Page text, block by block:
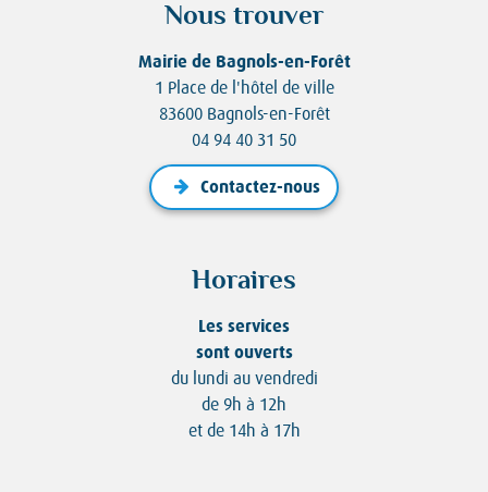
Nous trouver
Mairie de Bagnols-en-Forêt
1 Place de l'hôtel de ville
83600 Bagnols-en-Forêt
04 94 40 31 50
Contactez-nous
Horaires
Les services
sont ouverts
du lundi au vendredi
de 9h à 12h
et de 14h à 17h